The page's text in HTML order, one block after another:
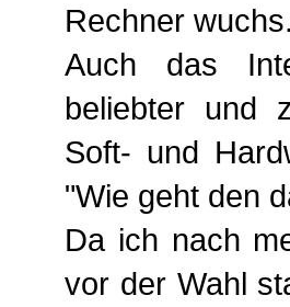
Rechner
Auch das
beliebter und
Soft- und
"Wie geht den
Da ich nach
vor der Wahl